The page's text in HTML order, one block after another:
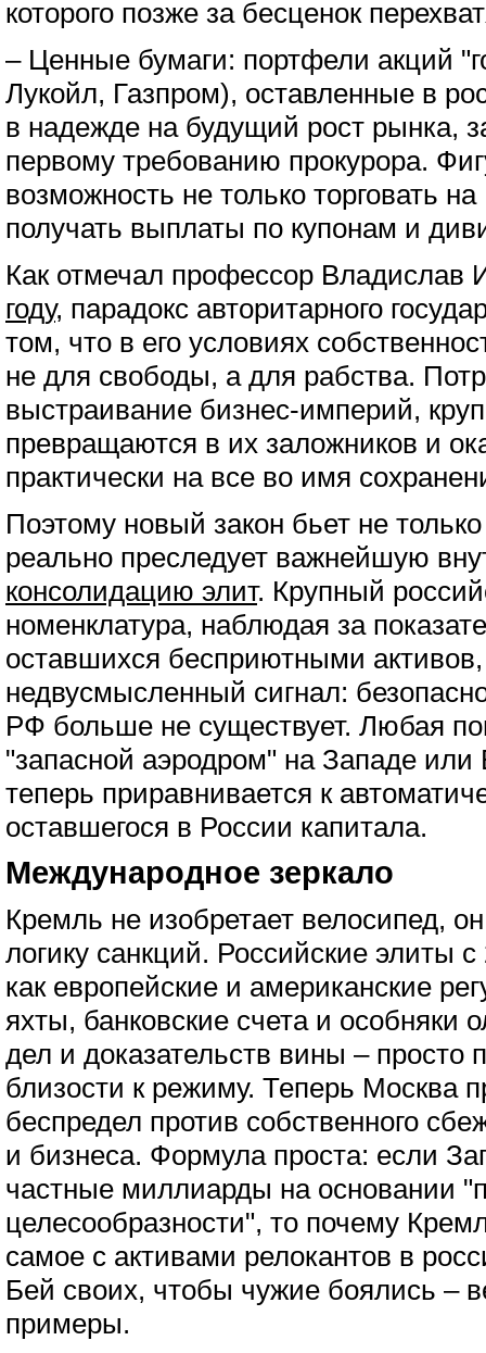
которого позже за бесценок
– Ценные бумаги: портфели акций
Лукойл, Газпром), оставленные в
в надежде на будущий рост рынка,
первому требованию прокурора.
возможность не только торговать
получать выплаты по купонам и
Как отмечал профессор Владислав
году, парадокс авторитарного
том, что в его условиях
не для свободы, а для рабства.
выстраивание бизнес-империй,
превращаются в их заложников и
практически на все во имя
Поэтому новый закон бьет не
реально преследует важнейшую
консолидацию элит. Крупный
номенклатура, наблюдая за
оставшихся бесприютными
недвусмысленный сигнал:
РФ больше не существует. Любая
"запасной аэродром" на Западе
теперь приравнивается к
оставшегося в России капитала.
Международное зеркало
Кремль не изобретает велосипед,
логику санкций. Российские элиты
как европейские и американские
яхты, банковские счета и особняки
дел и доказательств вины – просто
близости к режиму. Теперь Москва
беспредел против собственного
и бизнеса. Формула проста: если
частные миллиарды на основании
целесообразности", то почему
самое с активами релокантов в
Бей своих, чтобы чужие боялись –
примеры.